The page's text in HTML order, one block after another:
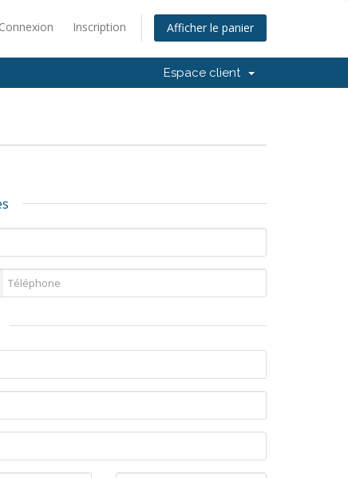
Connexion Inscription Afficher le panier
Espace client